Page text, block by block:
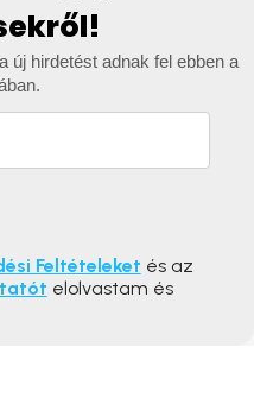
új hirdetést adnak fel ebben a
Feltételeket és az
elolvastam és